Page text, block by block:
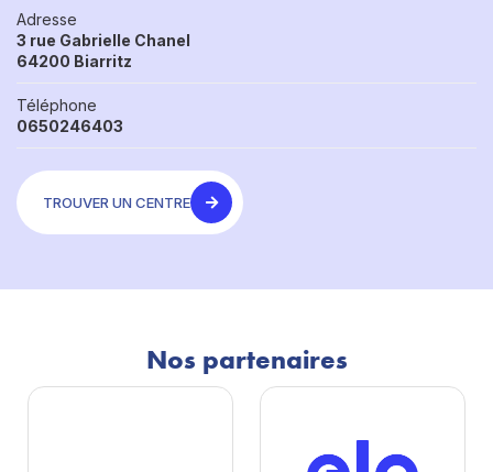
Adresse
3 rue Gabrielle Chanel
64200 Biarritz
Téléphone
0650246403
TROUVER UN CENTRE
Nos partenaires